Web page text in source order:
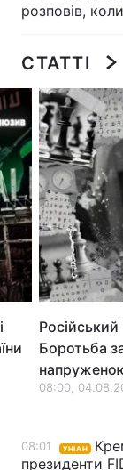
Інтерв'ю
Архів
Контакти
Послуги
Тема
розповів,
СТАТТІ
Російський
Боротьба
08:00,
08:01 УНІАН
президенти